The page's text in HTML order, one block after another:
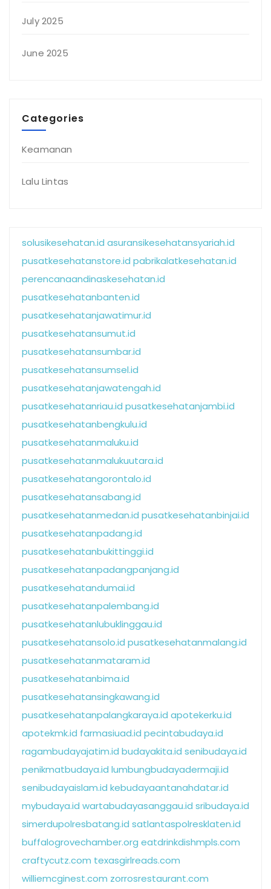
July 2025
June 2025
Categories
Keamanan
Lalu Lintas
solusikesehatan.id asuransikesehatansyariah.id
pusatkesehatanstore.id pabrikalatkesehatan.id
perencanaandinaskesehatan.id
pusatkesehatanbanten.id
pusatkesehatanjawatimur.id
pusatkesehatansumut.id
pusatkesehatansumbar.id
pusatkesehatansumsel.id
pusatkesehatanjawatengah.id
pusatkesehatanriau.id pusatkesehatanjambi.id
pusatkesehatanbengkulu.id
pusatkesehatanmaluku.id
pusatkesehatanmalukuutara.id
pusatkesehatangorontalo.id
pusatkesehatansabang.id
pusatkesehatanmedan.id pusatkesehatanbinjai.id
pusatkesehatanpadang.id
pusatkesehatanbukittinggi.id
pusatkesehatanpadangpanjang.id
pusatkesehatandumai.id
pusatkesehatanpalembang.id
pusatkesehatanlubuklinggau.id
pusatkesehatansolo.id pusatkesehatanmalang.id
pusatkesehatanmataram.id
pusatkesehatanbima.id
pusatkesehatansingkawang.id
pusatkesehatanpalangkaraya.id apotekerku.id
apotekmk.id farmasiuad.id pecintabudaya.id
ragambudayajatim.id budayakita.id senibudaya.id
penikmatbudaya.id lumbungbudayadermaji.id
senibudayaislam.id kebudayaantanahdatar.id
mybudaya.id wartabudayasanggau.id sribudaya.id
simerdupolresbatang.id satlantaspolresklaten.id
buffalogrovechamber.org eatdrinkdishmpls.com
craftycutz.com texasgirlreads.com
williemcginest.com zorrosrestaurant.com